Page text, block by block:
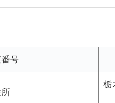
号
栃